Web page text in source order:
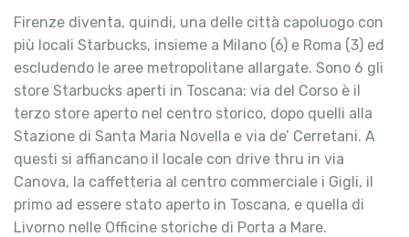
Firenze diventa, quindi, una delle città capoluogo con
più locali Starbucks, insieme a Milano (6) e Roma (3) ed
escludendo le aree metropolitane allargate. Sono 6 gli
store Starbucks aperti in Toscana: via del Corso è il
terzo store aperto nel centro storico, dopo quelli alla
Stazione di Santa Maria Novella e via de’ Cerretani. A
questi si affiancano il locale con drive thru in via
Canova, la caffetteria al centro commerciale i Gigli, il
primo ad essere stato aperto in Toscana, e quella di
Livorno nelle Officine storiche di Porta a Mare.